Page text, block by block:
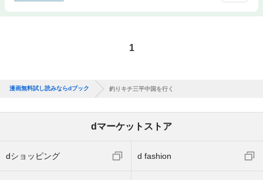
1
漫画無料試し読みならdブック 釣りキチ三平中国を行く
dマーケットストア
dショッピング d fashion